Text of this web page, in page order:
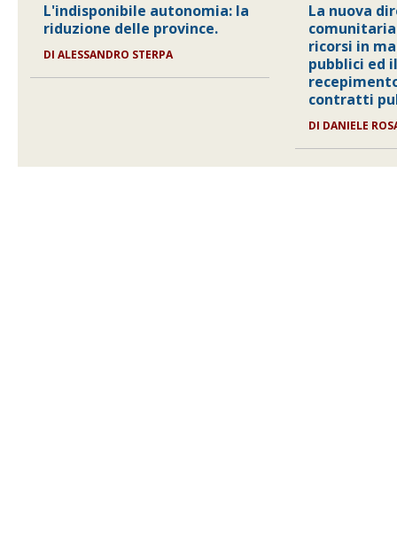
L'indisponibile autonomia: la
riduzione delle province.
DI ALESSANDRO STERPA
La nuova
ricorsi in
pubblici ed
contratti
DI DANIELE